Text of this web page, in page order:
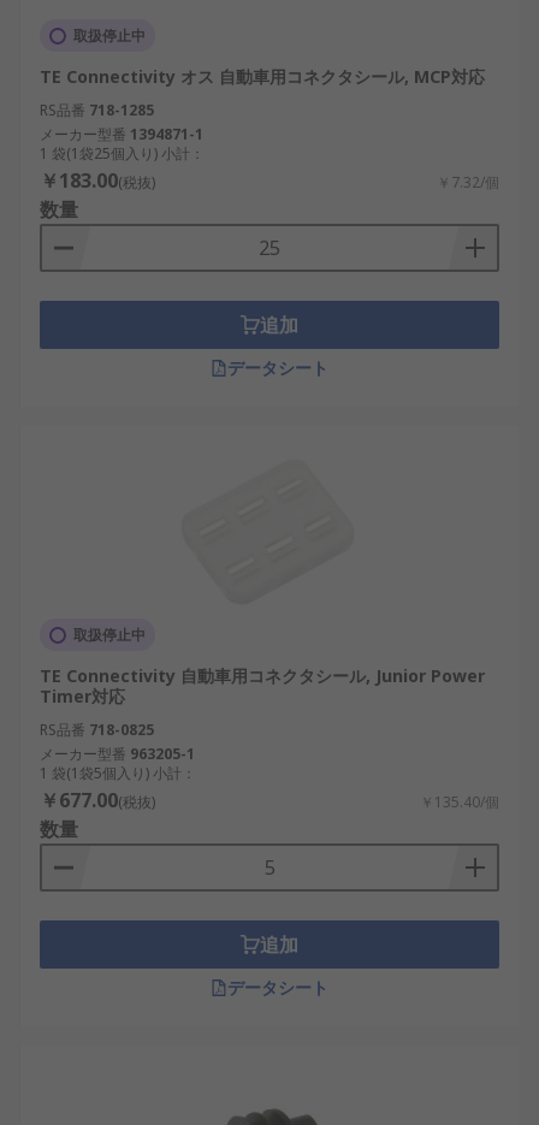
取扱停止中
TE Connectivity オス 自動車用コネクタシール, MCP対応
RS品番 718-1285
メーカー型番 1394871-1
1 袋(1袋25個入り) 小計：
￥183.00(税抜) ￥7.32/個
数量
追加
データシート
取扱停止中
TE Connectivity 自動車用コネクタシール, Junior Power
Timer対応
RS品番 718-0825
メーカー型番 963205-1
1 袋(1袋5個入り) 小計：
￥677.00(税抜) ￥135.40/個
数量
追加
データシート